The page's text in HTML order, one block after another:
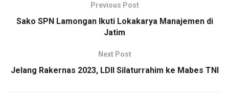
Previous Post
Sako SPN Lamongan Ikuti Lokakarya Manajemen di
Jatim
Next Post
Jelang Rakernas 2023, LDII Silaturrahim ke Mabes TNI